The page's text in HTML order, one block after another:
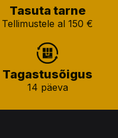
Tasuta tarne
Tellimustele al 150 €
Tagastusõigus
14 päeva